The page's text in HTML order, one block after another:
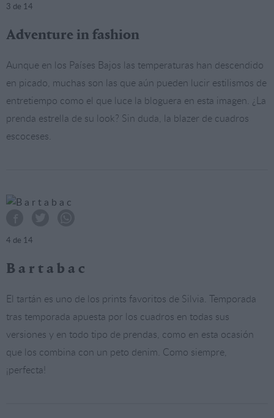
3 de 14
Adventure in fashion
Aunque en los Países Bajos las temperaturas han descendido
en picado, muchas son las que aún pueden lucir estilismos de
entretiempo como el que luce la bloguera en esta imagen. ¿La
prenda estrella de su look? Sin duda, la blazer de cuadros
escoceses.
4 de 14
B a r t a b a c
El tartán es uno de los prints favoritos de Silvia. Temporada
tras temporada apuesta por los cuadros en todas sus
versiones y en todo tipo de prendas, como en esta ocasión
que los combina con un peto denim. Como siempre,
¡perfecta!